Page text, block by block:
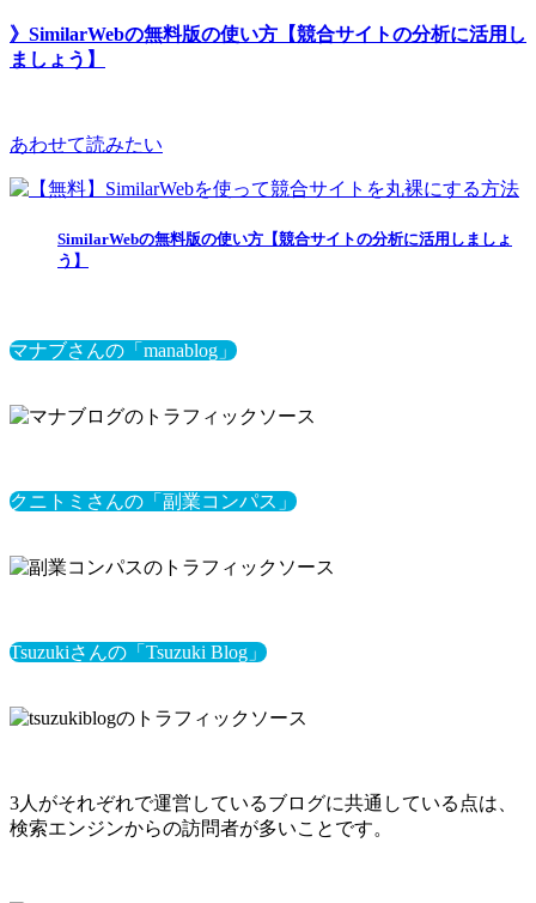
》SimilarWebの無料版の使い方【競合サイトの分析に活用し
ましょう】
あわせて読みたい
SimilarWebの無料版の使い方【競合サイトの分析に活用しましょ
う】
マナブさんの「manablog」
クニトミさんの「副業コンパス」
Tsuzukiさんの「Tsuzuki Blog」
3人がそれぞれで運営しているブログに共通している点は、
検索エンジンからの訪問者が多いことです。